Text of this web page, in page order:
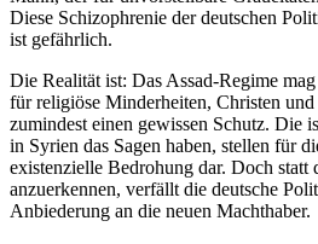
Diese Schizophrenie der deutschen
ist gefährlich.
Die Realität ist: Das Assad-Regime
für religiöse Minderheiten, Christen und
zumindest einen gewissen Schutz. Die
in Syrien das Sagen haben, stellen für
existenzielle Bedrohung dar. Doch statt
anzuerkennen, verfällt die deutsche
Anbiederung an die neuen Machthaber.